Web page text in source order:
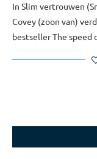
In Slim vertrouwen
Covey (zoon van)
bestseller The speed